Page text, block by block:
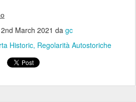
2nd March 2021 da gc
Historic Regolarità Autostoriche